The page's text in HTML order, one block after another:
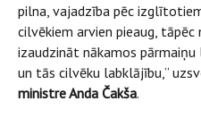
pilna, vajadzība pēc
cilvēkiem arvien pieaug,
izaudzināt nākamos
un tās cilvēku labklājību,”
ministre Anda Čakša.